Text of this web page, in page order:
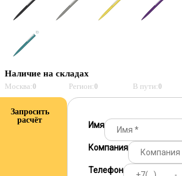
Наличие на складах
Москва:0 Регион:0 В пути:0
Запросить
расчёт
Имя
Компания
Телефон